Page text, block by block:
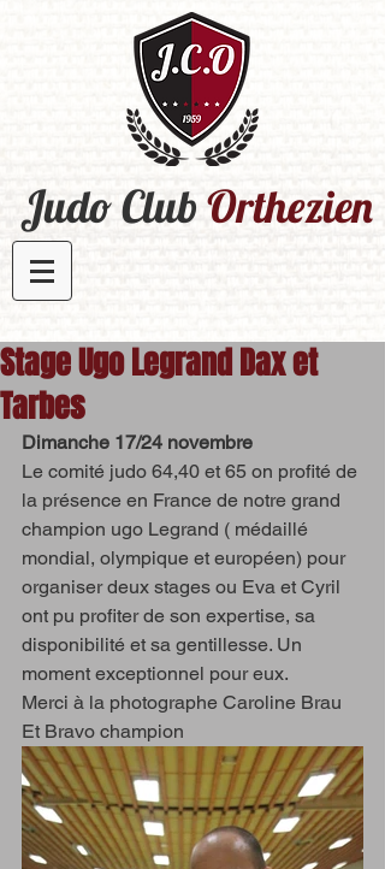
Judo ClubOrthezien​
Stage Ugo Legrand Dax et
Tarbes
Dimanche 17/24 novembre
Le comité judo 64,40 et 65 on profité de
la présence en France de notre grand
champion ugo Legrand ( médaillé
mondial, olympique et européen) pour
organiser deux stages ou Eva et Cyril
ont pu profiter de son expertise, sa
disponibilité et sa gentillesse. Un
moment exceptionnel pour eux.
Merci à la photographe Caroline Brau
Et Bravo champion